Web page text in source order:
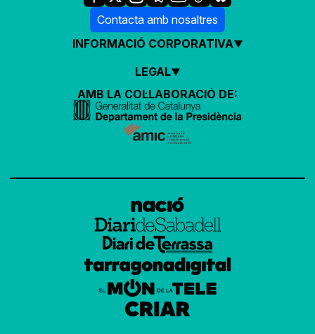
Contacta amb nosaltres
INFORMACIÓ CORPORATIVA
LEGAL
AMB LA COL·LABORACIÓ DE: